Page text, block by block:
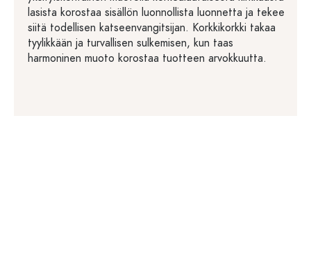
lasista korostaa sisällön luonnollista luonnetta ja tekee
siitä todellisen katseenvangitsijan. Korkkikorkki takaa
tyylikkään ja turvallisen sulkemisen, kun taas
harmoninen muoto korostaa tuotteen arvokkuutta.